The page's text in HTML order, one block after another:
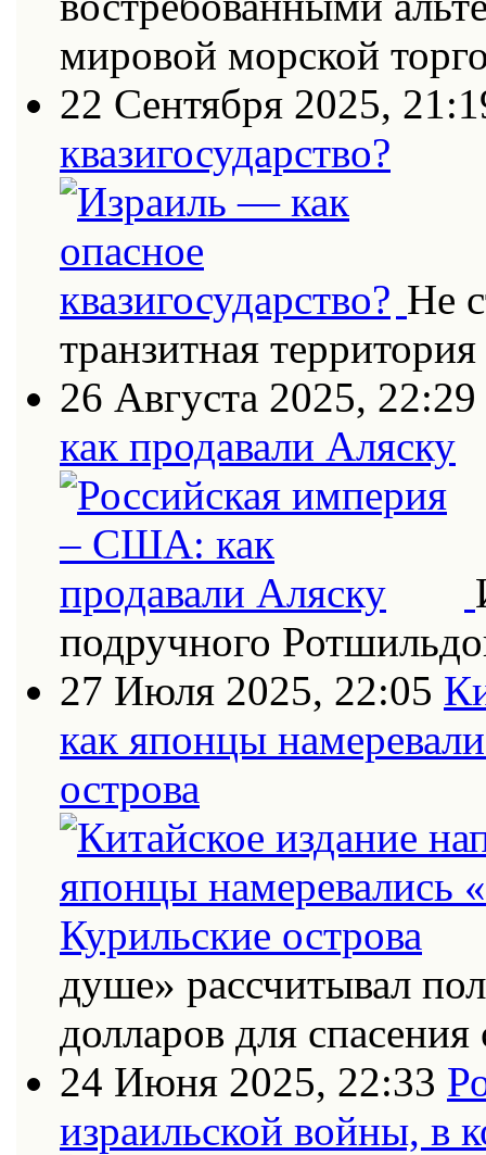
мировой морской
22 Сентября 2025,
квазигосударство?
Не
транзитная территория
26 Августа 2025, 22:29
как продавали Аляску
подручного
27 Июля 2025, 22:05
как японцы
острова
душе» рассчитывал
долларов для спасения
24 Июня 2025, 22:33
израильской войны, в